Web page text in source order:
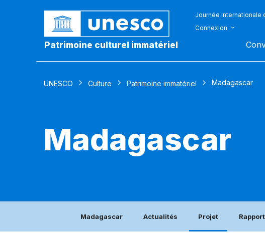
Patrimoine culturel immatériel
Journée internationale
Connexion
UNESCO Culture Patrimoine immatériel Madagascar
Madagascar
Madagascar Actualités Projet